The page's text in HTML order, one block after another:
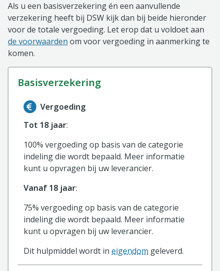
Als u een basisverzekering én een aanvullende
verzekering heeft bij DSW kijk dan bij beide hieronder
voor de totale vergoeding. Let erop dat u voldoet aan
de voorwaarden om voor vergoeding in aanmerking te
komen.
basisverzekering
Informatie over de vergoeding van de
Vergoeding
Tot 18 jaar:
100% vergoeding op basis van de categorie
indeling die wordt bepaald. Meer informatie
kunt u opvragen bij uw leverancier.
Vanaf 18 jaar:
75% vergoeding op basis van de categorie
indeling die wordt bepaald. Meer informatie
kunt u opvragen bij uw leverancier.
Dit hulpmiddel wordt in eigendom geleverd.